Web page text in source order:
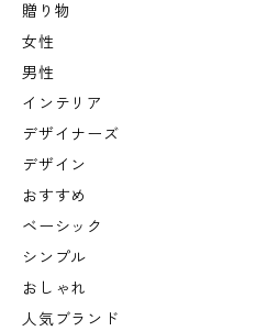
贈り物
女性
男性
インテリア
デザイナーズ
デザイン
おすすめ
ベーシック
シンプル
おしゃれ
人気ブランド